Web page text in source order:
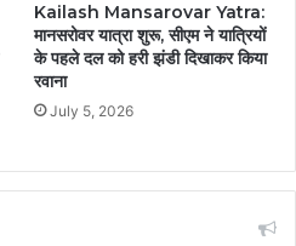
Kailash Mansarovar Yatra:
मानसरोवर यात्रा शुरू, सीएम ने यात्रियों
के पहले दल को हरी झंडी दिखाकर किया
रवाना
July 5, 2026